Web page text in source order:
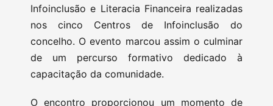
Infoinclusão e Literacia Financeira realizadas
nos cinco Centros de Infoinclusão do
concelho. O evento marcou assim o culminar
de um percurso formativo dedicado à
capacitação da comunidade.
O encontro proporcionou um momento de